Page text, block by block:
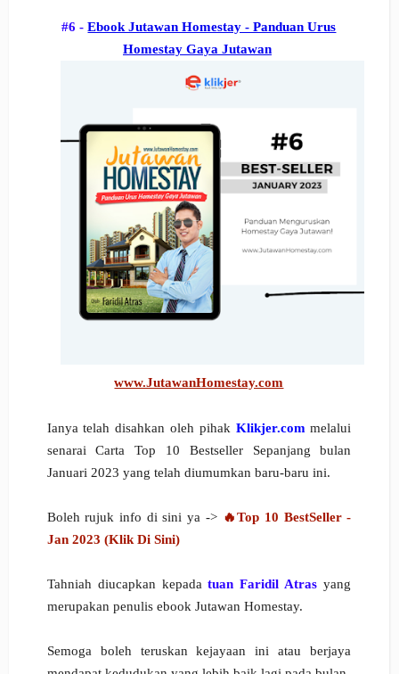
#6 -Ebook Jutawan Homestay - Panduan Urus
Homestay Gaya Jutawan
www.JutawanHomestay.com
Ianya telah disahkan oleh pihak Klikjer.commelalui
senarai Carta Top 10 Bestseller Sepanjang bulan
Januari 2023 yang telah diumumkan baru-baru ini.
Boleh rujuk info di sini ya -> 🔥Top 10 BestSeller -
Jan 2023 (Klik Di Sini)
Tahniah diucapkan kepadatuan Faridil Atras yang
merupakan penulis ebook Jutawan Homestay.
Semoga boleh teruskan kejayaan ini atau berjaya